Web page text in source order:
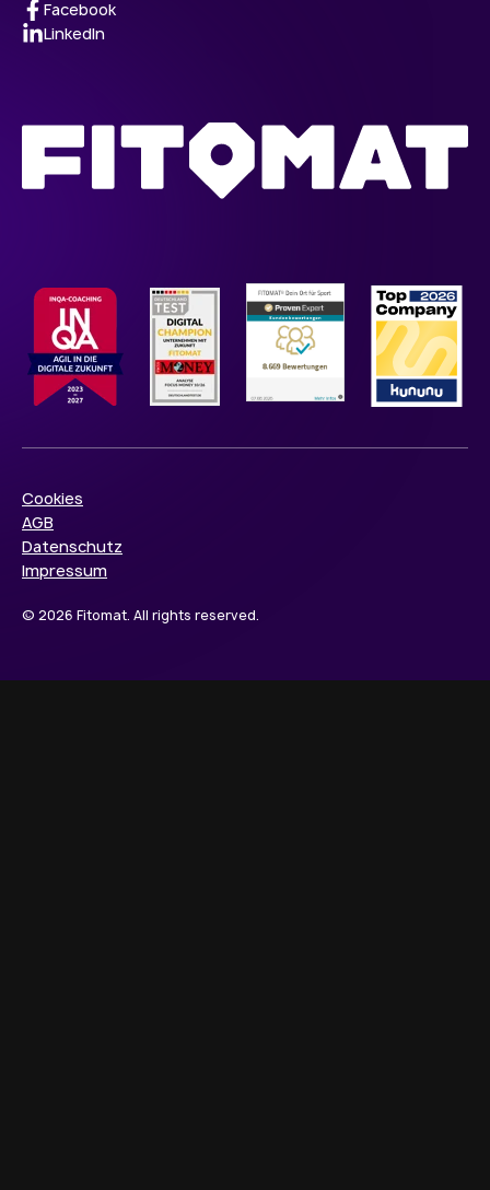
Facebook
LinkedIn
© 2026 Fitomat. All rights reserved.
Cookies
AGB
Datenschutz
Impressum